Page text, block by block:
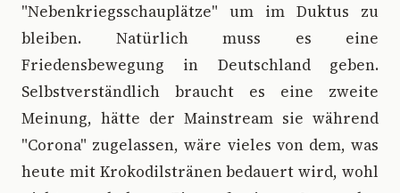
"Nebenkriegsschauplätze" um im Duktus zu
bleiben. Natürlich muss es eine
Friedensbewegung in Deutschland geben.
Selbstverständlich braucht es eine zweite
Meinung, hätte der Mainstream sie während
"Corona" zugelassen, wäre vieles von dem, was
heute mit Krokodilstränen bedauert wird, wohl